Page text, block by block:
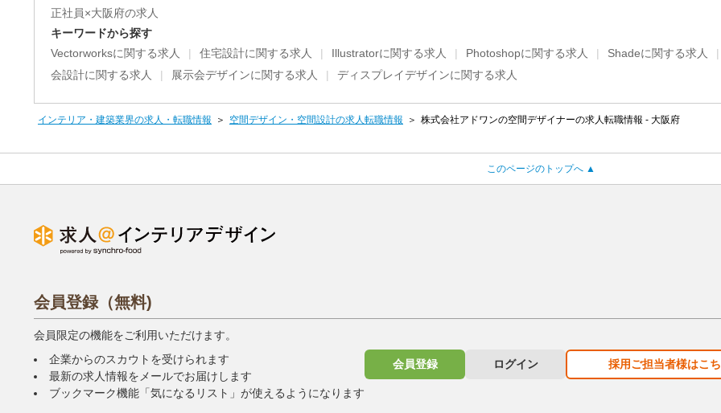
正社員×大阪府の求人
キーワードから探す
Vectorworksに関する求人
住宅設計に関する求人 Illustratorに関する求人 Photoshopに関する求人
Shadeに関する求人
会設計に関する求人
展示会デザインに関する求人 ディスプレイデザインに関する求人
インテリア・建築業界の求人・転職情報 空間デザイン・空間設計の求人転職情報 株式会社アドワンの空間デザイナーの求人転職情報 - 大阪府
このページのトップへ ▲
会員登録（無料)
会員限定の機能をご利用いただけます。
企業からのスカウトを受けられます
最新の求人情報をメールでお届けします
ブックマーク機能「気になるリスト」が使えるようになります
会員登録 ログイン 採用ご担当者様はこ